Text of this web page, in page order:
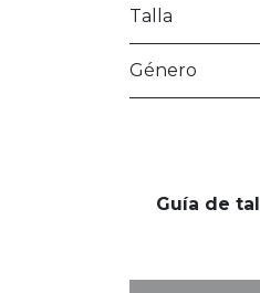
Talla
Género
Guía de